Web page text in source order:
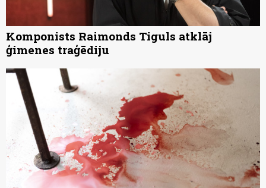
Komponists Raimonds Tiguls atklāj
ģimenes traģēdiju